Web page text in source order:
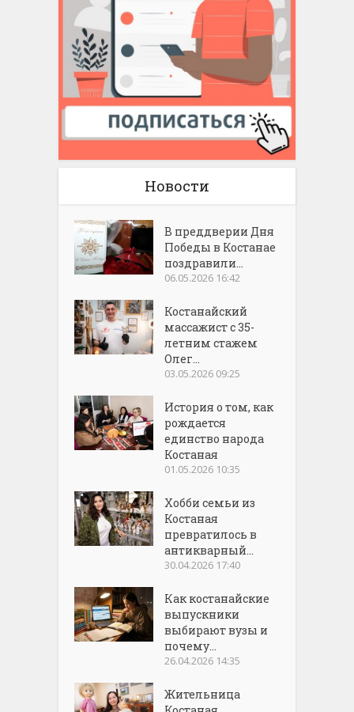
Новости
В преддверии Дня
Победы в Костанае
поздравили...
06.05.2026 16:42
Костанайский
массажист с 35-
летним стажем
Олег...
03.05.2026 09:25
История о том, как
рождается
единство народа
Костаная
01.05.2026 10:35
Хобби семьи из
Костаная
превратилось в
антикварный...
30.04.2026 17:40
Как костанайские
выпускники
выбирают вузы и
почему...
26.04.2026 14:35
Жительница